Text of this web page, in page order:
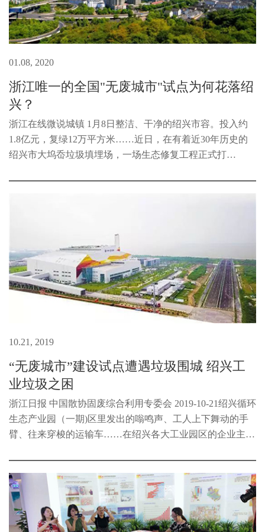
01.08, 2020
浙江唯一的全国"无废城市"试点为何花落绍
兴？
浙江在线微说城镇 1月8日整洁、干净的绍兴市容。投入约
1.8亿元，复绿12万平方米……近日，在有着近30年历史的
绍兴市大坞岙垃圾填埋场，一场生态修复工程正式打
10.21, 2019
“无废城市”建设试点遭遇垃圾围城 绍兴工
业垃圾之困
浙江日报 中国散协固废综合利用专委会 2019-10-21绍兴循环
生态产业园（一期)区里发出的嗡鸣声、工人上下舞动的手
臂、往来穿梭的运输车……在绍兴各大工业园区的企业主眼